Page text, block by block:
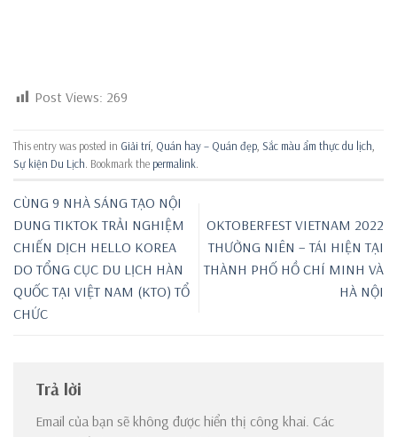
Post Views: 269
This entry was posted in Giải trí Quán hay – Quán đẹp Sắc màu ẩm thực du lịch
Sự kiện Du Lịch . Bookmark the permalink
CÙNG 9 NHÀ SÁNG TẠO NỘI
DUNG TIKTOK TRẢI NGHIỆM
CHIẾN DỊCH HELLO KOREA
DO TỔNG CỤC DU LỊCH HÀN
QUỐC TẠI VIỆT NAM (KTO) TỔ
CHỨC
OKTOBERFEST VIETNAM 2022
THƯỜNG NIÊN – TÁI HIỆN TẠI
THÀNH PHỐ HỒ CHÍ MINH VÀ
HÀ NỘI
Trả lời
Email của bạn sẽ không được hiển thị công khai. Các